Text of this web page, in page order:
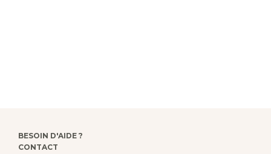
BESOIN D'AIDE ?
CONTACT